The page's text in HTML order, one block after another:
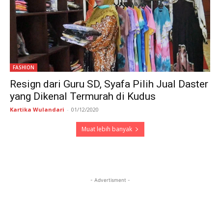
FASHION
Resign dari Guru SD, Syafa Pilih Jual Daster
yang Dikenal Termurah di Kudus
Kartika Wulandari - 01/12/2020
Muat lebih banyak
- Advertisment -